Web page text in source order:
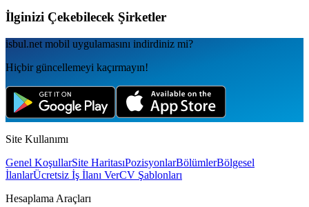
İlginizi Çekebilecek Şirketler
isbul.net mobil uygulamаsını indirdiniz mi?
Hiçbir güncellemeyi kaçırmayın!
Site Kullanımı
Genel KoşullarSite HaritasıPozisyonlarBölümlerBölgesel
İlanlarÜcretsiz İş İlanı VerCV Şablonları
Hesaplama Araçları